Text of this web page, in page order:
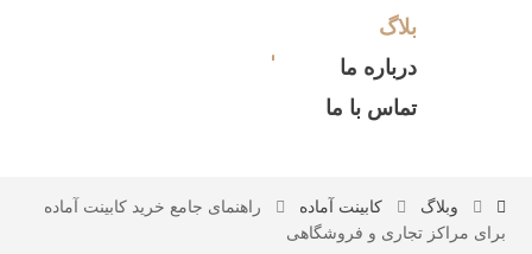
بلاگ
درباره ما
تماس با ما
وبلاگ کابینت آماده
راهنمای جامع خرید کابینت آماده
برای مراکز تجاری و فروشگاهی